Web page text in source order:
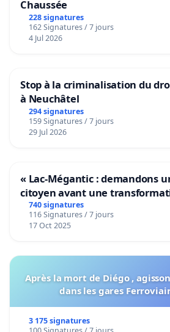
Chaussée
228 signatures
162 Signatures / 7 jours
4 Jul 2026
Stop à la criminalisation du
à Neuchâtel
294 signatures
159 Signatures / 7 jours
29 Jul 2026
« Lac-Mégantic : demandons
citoyen avant une
de notre territoire »
740 signatures
116 Signatures / 7 jours
17 Oct 2025
Après la mort de Diégo ,
dans les gares
3 175 signatures